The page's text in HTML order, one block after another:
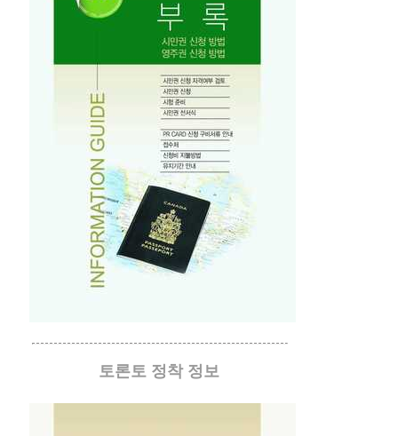
토론토 정착 정보